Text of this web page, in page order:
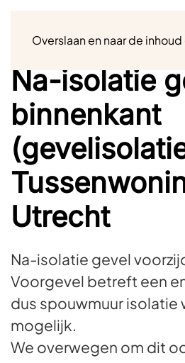
Overslaan en naar de
Na-isolatie
binnenkant
Utrecht
Na-isolatie gevel
Voorgevel betreft een
dus spouwmuur isolatie
mogelijk.
We overwegen om dit